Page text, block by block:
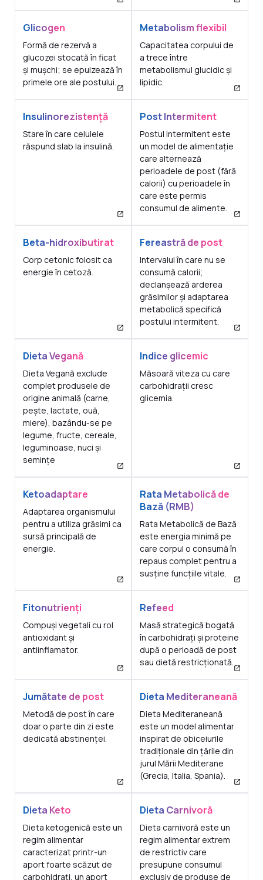
Glicogen
Formă de rezervă a
glucozei stocată în ficat
și mușchi; se epuizează în
primele ore ale postului.
Metabolism flexibil
Capacitatea corpului de
a trece între
metabolismul glucidic și
lipidic.
Insulinorezistență
Stare în care celulele
răspund slab la insulină.
Post Intermitent
Postul intermitent este
un model de alimentație
care alternează
perioadele de post (fără
calorii) cu perioadele în
care este permis
consumul de alimente.
Beta-hidroxibutirat
Corp cetonic folosit ca
energie în cetoză.
Fereastră de post
Intervalul în care nu se
consumă calorii;
declanșează arderea
grăsimilor și adaptarea
metabolică specifică
postului intermitent.
Dieta Vegană
Dieta Vegană exclude
complet produsele de
origine animală (carne,
pește, lactate, ouă,
miere), bazându-se pe
legume, fructe, cereale,
leguminoase, nuci și
semințe
Indice glicemic
Măsoară viteza cu care
carbohidrații cresc
glicemia.
Ketoadaptare
Adaptarea organismului
pentru a utiliza grăsimi ca
sursă principală de
energie.
Rata Metabolică de
Bază (RMB)
Rata Metabolică de Bază
este energia minimă pe
care corpul o consumă în
repaus complet pentru a
susține funcțiile vitale.
Fitonutrienți
Compuși vegetali cu rol
antioxidant și
antiinflamator.
Refeed
Masă strategică bogată
în carbohidrați și proteine
după o perioadă de post
sau dietă restricționată.
Jumătate de post
Metodă de post în care
doar o parte din zi este
dedicată abstinenței.
Dieta Mediteraneană
Dieta Mediteraneană
este un model alimentar
inspirat de obiceiurile
tradiționale din țările din
jurul Mării Mediterane
(Grecia, Italia, Spania).
Dieta Keto
Dieta ketogenică este un
regim alimentar
caracterizat printr-un
aport foarte scăzut de
carbohidrați, un aport
Dieta Carnivoră
Dieta carnivoră este un
regim alimentar extrem
de restrictiv care
presupune consumul
exclusiv de produse de